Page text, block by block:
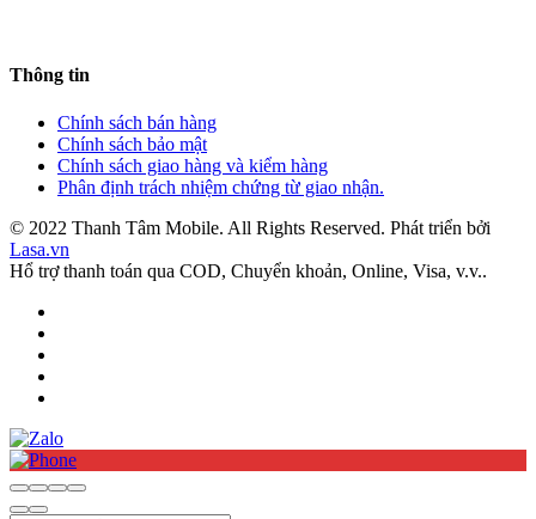
Thông tin
Chính sách bán hàng
Chính sách bảo mật
Chính sách giao hàng và kiểm hàng
Phân định trách nhiệm chứng từ giao nhận.
© 2022 Thanh Tâm Mobile. All Rights Reserved. Phát triển bởi
Lasa.vn
Hổ trợ thanh toán qua COD, Chuyển khoản, Online, Visa, v.v..